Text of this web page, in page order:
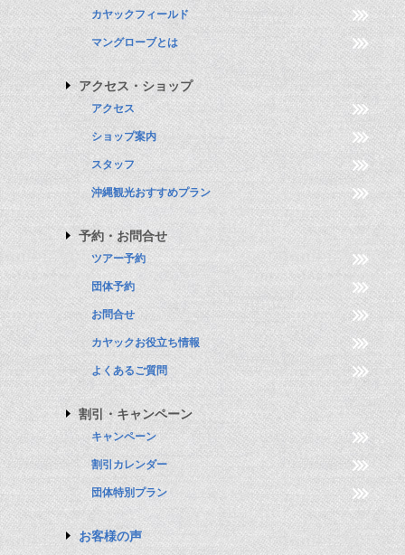
カヤックフィールド
マングローブとは
アクセス・ショップ
アクセス
ショップ案内
スタッフ
沖縄観光おすすめプラン
予約・お問合せ
ツアー予約
団体予約
お問合せ
カヤックお役立ち情報
よくあるご質問
割引・キャンペーン
キャンペーン
割引カレンダー
団体特別プラン
お客様の声